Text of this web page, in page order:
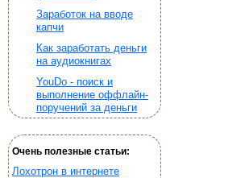
Заработок на вводе
капчи
Как заработать деньги
на аудиокнигах
YouDo - поиск и
выполнение оффлайн-
поручений за деньги
Очень полезные статьи:
Лохотрон в интернете